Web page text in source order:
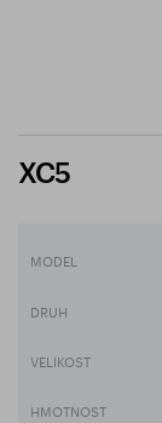
XC5
MODEL
DRUH
VELIKOST
HMOTNOST